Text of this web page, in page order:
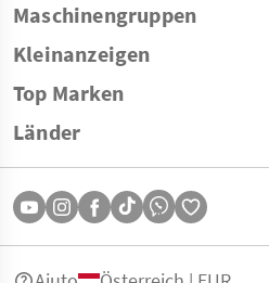
Maschinengruppen
Kleinanzeigen
Top Marken
Länder